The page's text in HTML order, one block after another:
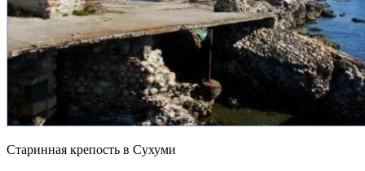
Старинная крепость в Сухуми